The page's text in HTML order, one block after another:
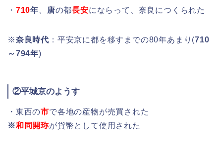
・ 710年 唐の都長安にならって、奈良につくられた
※奈良時代 ：平安京に都を移すまでの80年あまり(710
～794年)
②平城京のようす
・東西の市で各地の産物が売買された
※和同開珎が貨幣として使用された